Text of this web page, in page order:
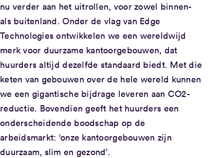
nu verder aan het uitrollen, voor zowel binnen-
als buitenland. Onder de vlag van Edge
Technologies ontwikkelen we een wereldwijd
merk voor duurzame kantoorgebouwen, dat
huurders altijd dezelfde standaard biedt. Met die
keten van gebouwen over de hele wereld kunnen
we een gigantische bijdrage leveren aan CO2-
reductie. Bovendien geeft het huurders een
onderscheidende boodschap op de
arbeidsmarkt: ‘onze kantoorgebouwen zijn
duurzaam, slim en gezond’.